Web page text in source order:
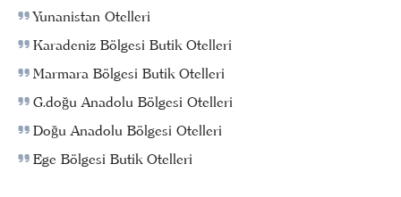
Yunanistan Otelleri
Karadeniz Bölgesi Butik Otelleri
Marmara Bölgesi Butik Otelleri
G.doğu Anadolu Bölgesi Otelleri
Doğu Anadolu Bölgesi Otelleri
Ege Bölgesi Butik Otelleri